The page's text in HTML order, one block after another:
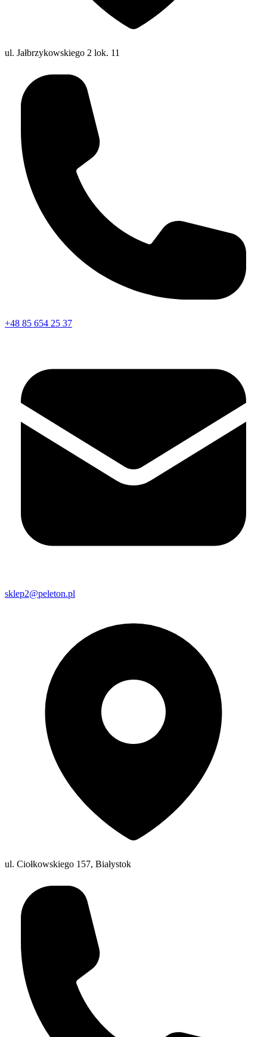
ul. Jałbrzykowskiego 2 lok. 11
+48 85 654 25 37
sklep2@peleton.pl
ul. Ciołkowskiego 157, Białystok